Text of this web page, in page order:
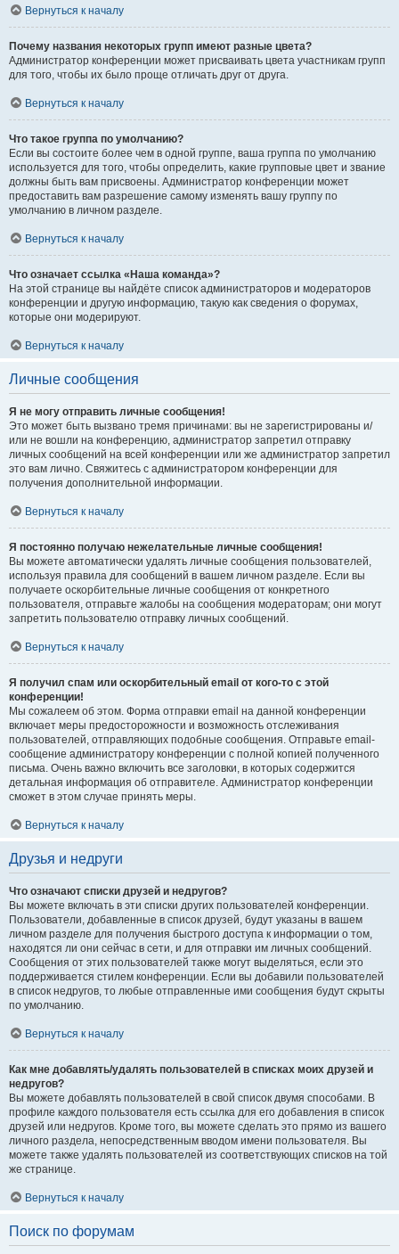
Вернуться к началу
Почему названия некоторых групп имеют разные цвета?
Администратор конференции может присваивать цвета участникам групп
для того, чтобы их было проще отличать друг от друга.
Вернуться к началу
Что такое группа по умолчанию?
Если вы состоите более чем в одной группе, ваша группа по умолчанию
используется для того, чтобы определить, какие групповые цвет и звание
должны быть вам присвоены. Администратор конференции может
предоставить вам разрешение самому изменять вашу группу по
умолчанию в личном разделе.
Вернуться к началу
Что означает ссылка «Наша команда»?
На этой странице вы найдёте список администраторов и модераторов
конференции и другую информацию, такую как сведения о форумах,
которые они модерируют.
Вернуться к началу
Личные сообщения
Я не могу отправить личные сообщения!
Это может быть вызвано тремя причинами: вы не зарегистрированы и/
или не вошли на конференцию, администратор запретил отправку
личных сообщений на всей конференции или же администратор запретил
это вам лично. Свяжитесь с администратором конференции для
получения дополнительной информации.
Вернуться к началу
Я постоянно получаю нежелательные личные сообщения!
Вы можете автоматически удалять личные сообщения пользователей,
используя правила для сообщений в вашем личном разделе. Если вы
получаете оскорбительные личные сообщения от конкретного
пользователя, отправьте жалобы на сообщения модераторам; они могут
запретить пользователю отправку личных сообщений.
Вернуться к началу
Я получил спам или оскорбительный email от кого-то с этой
конференции!
Мы сожалеем об этом. Форма отправки email на данной конференции
включает меры предосторожности и возможность отслеживания
пользователей, отправляющих подобные сообщения. Отправьте email-
сообщение администратору конференции с полной копией полученного
письма. Очень важно включить все заголовки, в которых содержится
детальная информация об отправителе. Администратор конференции
сможет в этом случае принять меры.
Вернуться к началу
Друзья и недруги
Что означают списки друзей и недругов?
Вы можете включать в эти списки других пользователей конференции.
Пользователи, добавленные в список друзей, будут указаны в вашем
личном разделе для получения быстрого доступа к информации о том,
находятся ли они сейчас в сети, и для отправки им личных сообщений.
Сообщения от этих пользователей также могут выделяться, если это
поддерживается стилем конференции. Если вы добавили пользователей
в список недругов, то любые отправленные ими сообщения будут скрыты
по умолчанию.
Вернуться к началу
Как мне добавлять/удалять пользователей в списках моих друзей и
недругов?
Вы можете добавлять пользователей в свой список двумя способами. В
профиле каждого пользователя есть ссылка для его добавления в список
друзей или недругов. Кроме того, вы можете сделать это прямо из вашего
личного раздела, непосредственным вводом имени пользователя. Вы
можете также удалять пользователей из соответствующих списков на той
же странице.
Вернуться к началу
Поиск по форумам